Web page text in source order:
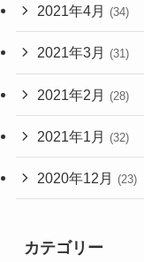
2021年4月 (34)
2021年3月 (31)
2021年2月 (28)
2021年1月 (32)
2020年12月 (23)
カテゴリー